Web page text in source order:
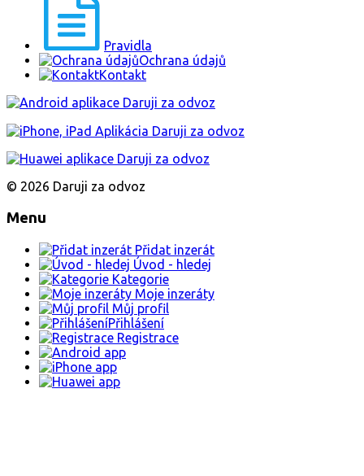
Pravidla
Ochrana údajů
Kontakt
© 2026 Daruji za odvoz
Menu
Přidat inzerát
Úvod - hledej
Kategorie
Moje inzeráty
Můj profil
Přihlášení
Registrace